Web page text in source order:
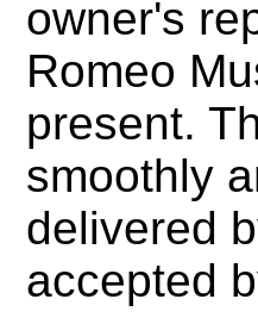
owner's
Romeo
present.
smoothly
delivered
accepted